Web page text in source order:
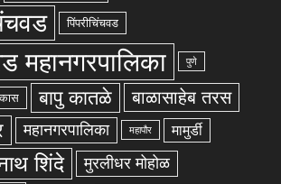
पिंपरीचिंचवड
महानगरपालिका पुणे
बापु कातळे बाळासाहेब तरस
महानगरपालिका महापौर मामुर्डी
शिंदे मुरलीधर मोहोळ